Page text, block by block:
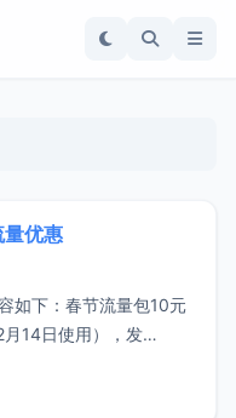
优惠
如下：春节流量包10元
14日使用），发
这样的优惠还是不错